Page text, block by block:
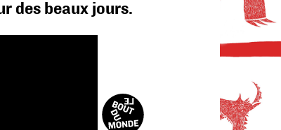
des beaux jours.